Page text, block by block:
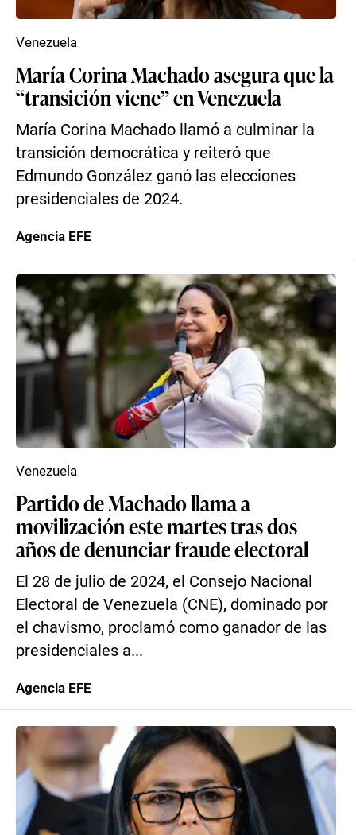
María Corina Machado asegura que la
“transición viene” en Venezuela
María Corina Machado llamó a culminar la
transición democrática y reiteró que
Edmundo González ganó las elecciones
presidenciales de 2024.
Venezuela
Agencia EFE
Partido de Machado llama a
movilización este martes tras dos
años de denunciar fraude electoral
El 28 de julio de 2024, el Consejo Nacional
Electoral de Venezuela (CNE), dominado por
el chavismo, proclamó como ganador de las
presidenciales a...
Venezuela
Agencia EFE